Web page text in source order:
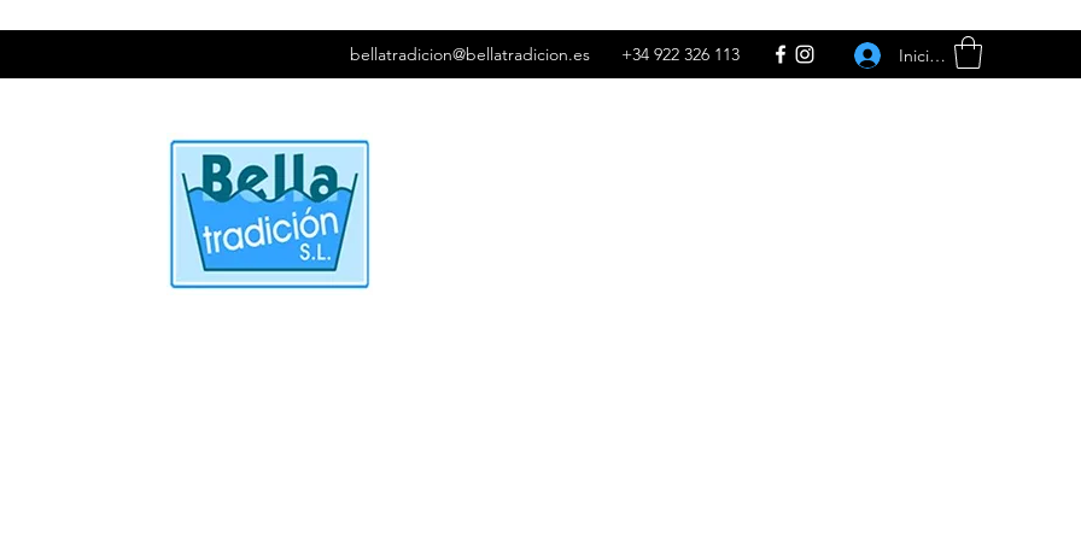
bellatradicion@bellatradicion.es +34 922 326 113 Iniciar sesión